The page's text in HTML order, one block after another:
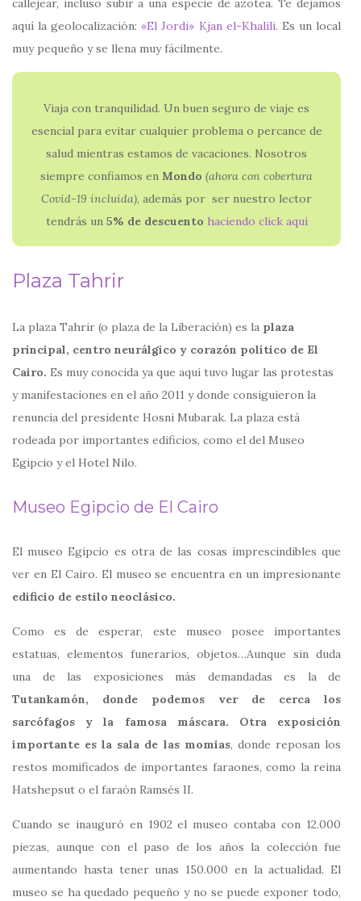
callejear, incluso subir a una especie de azotea. Te dejamos
aquí la geolocalización:«El Jordi» Kjan el-Khalili. Es un local
muy pequeño y se llena muy fácilmente.
Viaja con tranquilidad. Un buen seguro de viaje es
esencial para evitar cualquier problema o percance de
salud mientras estamos de vacaciones. Nosotros
siempre confiamos en Mondo (ahora con cobertura
Covid-19 incluida), además por ser nuestro lector
tendrás un 5% de descuento haciendo click aquí
Plaza Tahrir
La plaza Tahrir (o plaza de la Liberación) es la plaza
principal, centro neurálgico y corazón político de El
Cairo. Es muy conocida ya que aquí tuvo lugar las protestas
y manifestaciones en el año 2011 y donde consiguieron la
renuncia del presidente Hosni Mubarak. La plaza está
rodeada por importantes edificios, como el del Museo
Egipcio y el Hotel Nilo.
Museo Egipcio de El Cairo
El museo Egipcio es otra de las cosas imprescindibles que
ver en El Cairo. El museo se encuentra en un impresionante
edificio de estilo neoclásico.
Como es de esperar, este museo posee importantes
estatuas, elementos funerarios, objetos…Aunque sin duda
una de las exposiciones más demandadas es la de
Tutankamón, donde podemos ver de cerca los
sarcófagos y la famosa máscara.
Otra exposición
importante es la sala de las momias, donde reposan los
restos momificados de importantes faraones, como la reina
Hatshepsut o el faraón Ramsés II.
Cuando se inauguró en 1902 el museo contaba con 12.000
piezas, aunque con el paso de los años la colección fue
aumentando hasta tener unas 150.000 en la actualidad. El
museo se ha quedado pequeño y no se puede exponer todo,